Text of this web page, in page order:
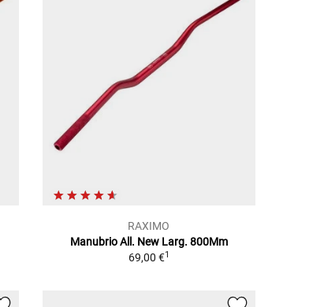
RAXIMO
Manubrio All. New Larg. 800Mm
69,00 €1